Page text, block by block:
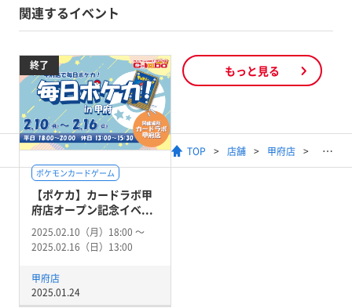
関連するイベント
終了
ポケモンカードゲーム
【ポケカ】カードラボ甲
府店オープン記念イベ...
2025.02.10（月）18:00 〜
2025.02.16（日）13:00
甲府店
2025.01.24
もっと見る
TOP 店舗 甲府店